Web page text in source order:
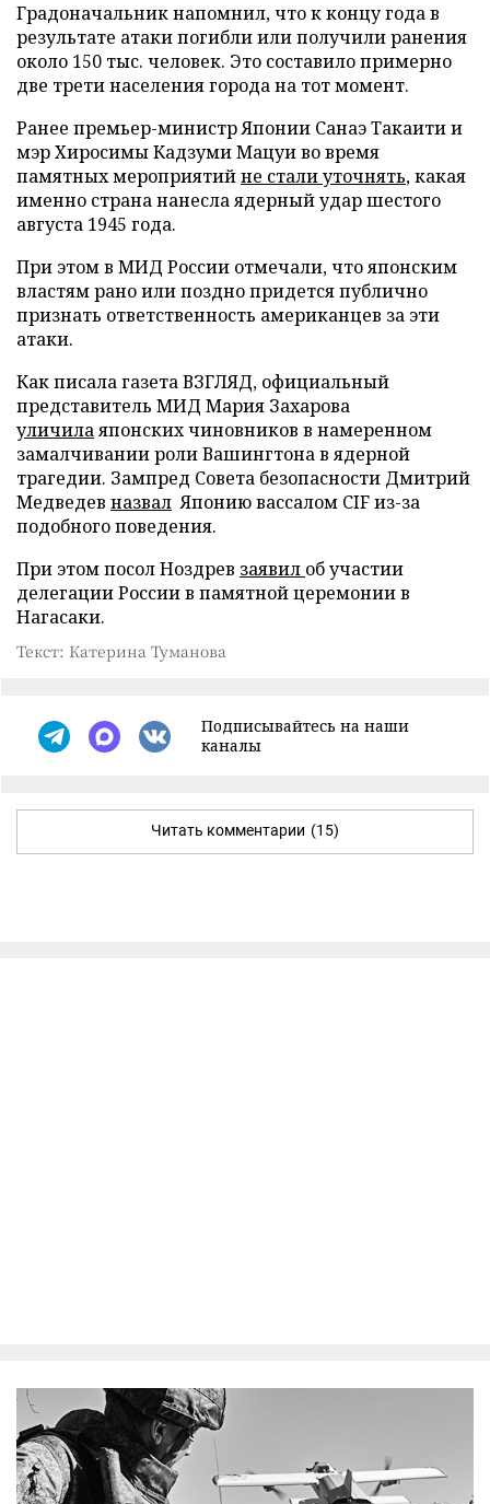
Градоначальник напомнил, что к концу года в
результате атаки погибли или получили ранения
около 150 тыс. человек. Это составило примерно
две трети населения города на тот момент.
Ранее премьер-министр Японии Санаэ Такаити и
мэр Хиросимы Кадзуми Мацуи во время
памятных мероприятийне стали уточнять, какая
именно страна нанесла ядерный удар шестого
августа 1945 года.
При этом в МИД России отмечали, что японским
властям рано или поздно придется публично
признать ответственность американцев за эти
атаки.
Как писала газета ВЗГЛЯД, официальный
представитель МИД Мария Захарова
уличилаяпонских чиновников в намеренном
замалчивании роли Вашингтона в ядерной
трагедии. Зампред Совета безопасности Дмитрий
Медведев назвал Японию вассалом CIF из-за
подобного поведения.
При этом посол Ноздрев заявил об участии
делегации России в памятной церемонии в
Нагасаки.
Текст: Катерина Туманова
Подписывайтесь на наши
каналы
Читать комментарии (15)